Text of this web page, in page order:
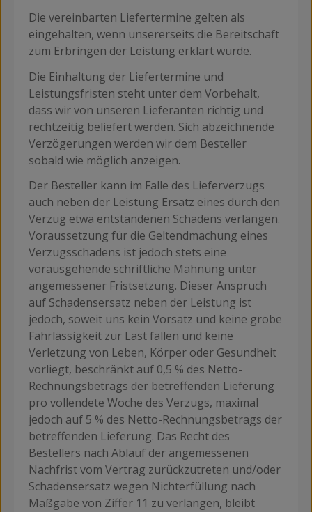
Die vereinbarten Liefertermine gelten als
eingehalten, wenn unsererseits die Bereitschaft
zum Erbringen der Leistung erklärt wurde.
Die Einhaltung der Liefertermine und
Leistungsfristen steht unter dem Vorbehalt,
dass wir von unseren Lieferanten richtig und
rechtzeitig beliefert werden. Sich abzeichnende
Verzögerungen werden wir dem Besteller
sobald wie möglich anzeigen.
Der Besteller kann im Falle des Lieferverzugs
auch neben der Leistung Ersatz eines durch den
Verzug etwa entstandenen Schadens verlangen.
Voraussetzung für die Geltendmachung eines
Verzugsschadens ist jedoch stets eine
vorausgehende schriftliche Mahnung unter
angemessener Fristsetzung. Dieser Anspruch
auf Schadensersatz neben der Leistung ist
jedoch, soweit uns kein Vorsatz und keine grobe
Fahrlässigkeit zur Last fallen und keine
Verletzung von Leben, Körper oder Gesundheit
vorliegt, beschränkt auf 0,5 % des Netto-
Rechnungsbetrags der betreffenden Lieferung
pro vollendete Woche des Verzugs, maximal
jedoch auf 5 % des Netto-Rechnungsbetrags der
betreffenden Lieferung. Das Recht des
Bestellers nach Ablauf der angemessenen
Nachfrist vom Vertrag zurückzutreten und/oder
Schadensersatz wegen Nichterfüllung nach
Maßgabe von Ziffer 11 zu verlangen, bleibt